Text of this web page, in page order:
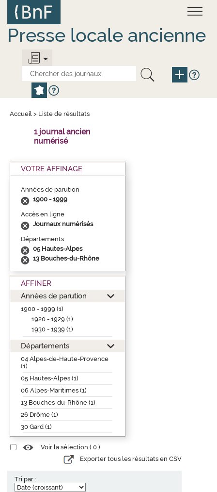
contenu
principal
Presse locale ancienne
Accueil > Liste de résultats
1 journal ancien
numérisé
VOTRE AFFINAGE
Années de parution
1900 - 1999
Accès en ligne
Journaux numérisés
Départements
05 Hautes-Alpes
13 Bouches-du-Rhône
AFFINER
Années de parution
1900 - 1999 (1)
1920 - 1929 (1)
1930 - 1939 (1)
Départements
04 Alpes-de-Haute-Provence
(1)
05 Hautes-Alpes (1)
06 Alpes-Maritimes (1)
13 Bouches-du-Rhône (1)
26 Drôme (1)
30 Gard (1)
Voir la sélection ( 0 )
Exporter tous les résultats en CSV
Tri par :
Panneau de gestion des cookies